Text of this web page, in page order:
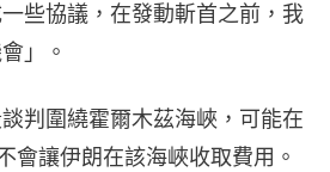
些協議，在發動斬首之前，我
」。
判圍繞霍爾木茲海峽，可能在
會讓伊朗在該海峽收取費用。